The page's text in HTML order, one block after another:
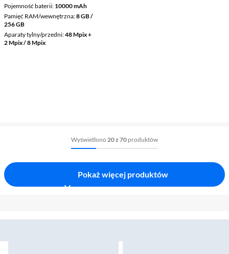
Pojemność baterii 10000 mAh
Pamięć RAM/wewnętrzna 8 GB /
256 GB
Aparaty tylny/przedni 48 Mpix +
2 Mpix / 8 Mpix
Wyświetlono 20 z 70 produktów
Pokaż więcej produktów